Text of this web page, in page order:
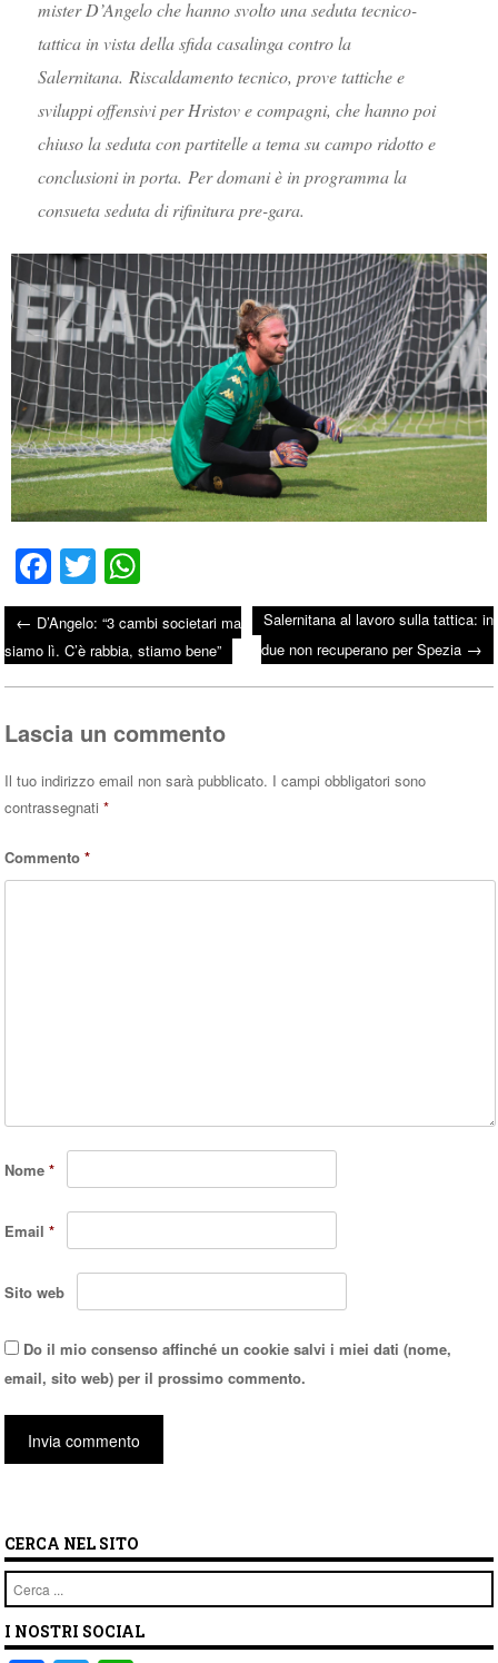
mister D’Angelo che hanno svolto una seduta tecnico-
tattica in vista della sfida casalinga contro la
Salernitana. Riscaldamento tecnico, prove tattiche e
sviluppi offensivi per Hristov e compagni, che hanno poi
chiuso la seduta con partitelle a tema su campo ridotto e
conclusioni in porta. Per domani è in programma la
consueta seduta di rifinitura pre-gara.
Fa
ce
bo
ok
T
wi
tte
r
ha
ts
A
Post navigation
← D’Angelo: “3 cambi societari ma
siamo lì. C’è rabbia, stiamo bene”
Salernitana al lavoro sulla tattica: in
due non recuperano per Spezia →
Lascia un commento
Il tuo indirizzo email non sarà pubblicato. I campi obbligatori sono
contrassegnati*
Commento*
Nome*
Email*
Sito web
Do il mio consenso affinché un cookie salvi i miei dati (nome,
email, sito web) per il prossimo commento.
CERCA NEL SITO
Cerca
I NOSTRI SOCIAL